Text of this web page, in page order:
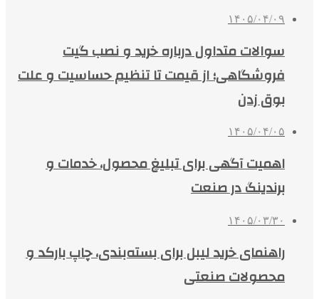
۱۴۰۵/۰۴/۰۹
سوالات متداول درباره خرید و نصب گیت
فروشگاهی؛ از قیمت تا تنظیم حساسیت و علت
بوق زدن
۱۴۰۵/۰۴/۰۵
اهمیت آگهی برای تبلیغ محصول، خدمات و
برندینگ در صنعت
۱۴۰۵/۰۳/۳۰
راهنمای خرید لیبل برای بسته‌بندی، چاپ بارکد و
محصولات صنعتی